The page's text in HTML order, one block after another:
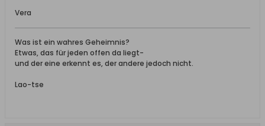
Vera
Was ist ein wahres Geheimnis?
Etwas, das für jeden offen da liegt-
und der eine erkennt es, der andere jedoch nicht.
Lao-tse